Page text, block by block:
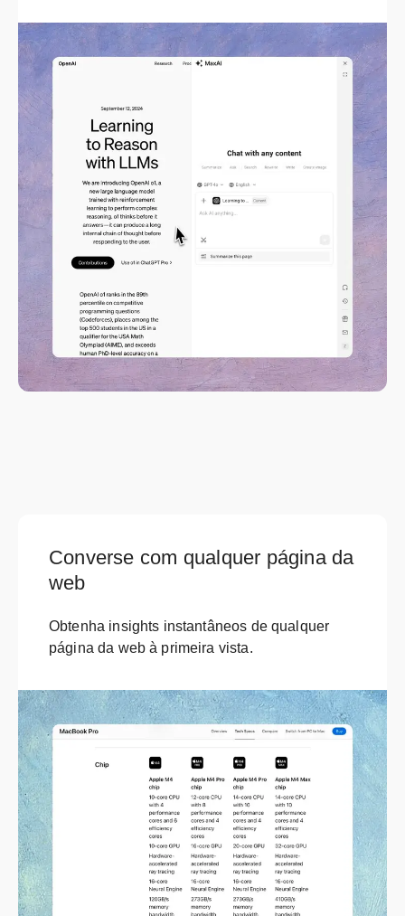
Converse com qualquer página da
web
Obtenha insights instantâneos de qualquer
página da web à primeira vista.